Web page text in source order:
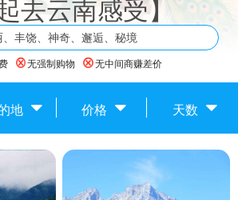
去云南感受】
、丰饶、神奇、邂逅、秘境
无强制购物 无中间商赚差价
地 价格 天数